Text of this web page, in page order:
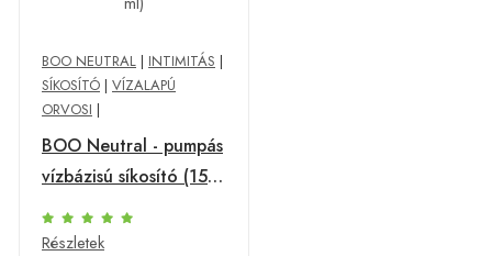
BOO NEUTRAL | INTIMITÁS |
SÍKOSÍTÓ | VÍZALAPÚ
ORVOSI |
BOO Neutral - pumpás
vízbázisú síkosító (150
ml)
Részletek